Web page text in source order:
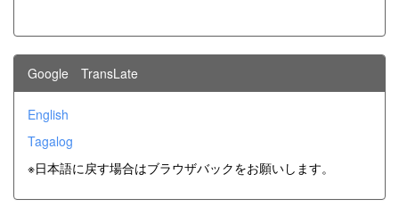
Google TransLate
English
Tagalog
※日本語に戻す場合はブラウザバックをお願いします。